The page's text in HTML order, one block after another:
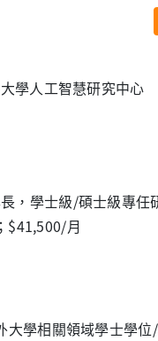
學人工智慧研究中心
長，學士級/碩士級專
$41,500/月
大學相關領域學士學